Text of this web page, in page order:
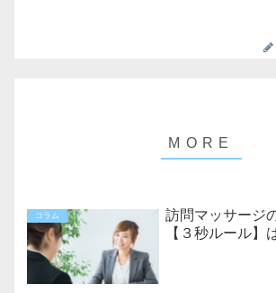
コラム
訪問マッサージ
【３秒ルール】